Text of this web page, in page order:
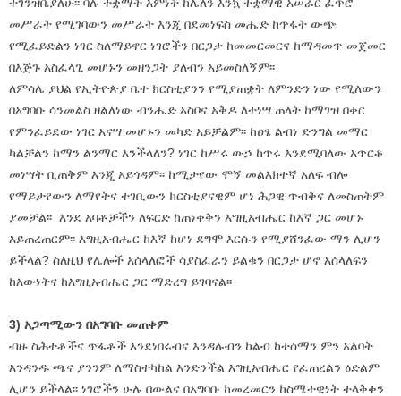
መሥራት የሚገባውን መሥራት እንጂ በደመነፍስ መሔድ ከጥፋት ውጭ
የሚፈይድልን ነገር ስለማይኖር ነገሮችን በርጋታ ከመመርመርና ከማዳመጥ መጀመር
በእጅጉ አስፈላጊ መሆኑን መዘንጋት ያለብን አይመስለኝም፡፡
ለምሳሌ ያህል የኢትዮጵያ ቤተ ክርስቲያንን የሚያጠቋት ለምንድን ነው የሚለውን
በአግባቡ ሳንመልስ ዘልለነው ብንሔድ አስቦና አቅዶ ለተነሣ ጠላት ከማገዝ በቀር
የምንፈይደው ነገር አናሣ መሆኑን መካድ አይቻልም፡፡ ከዐፄ ልብነ ድንግል መማር
ካልቻልን ከማን ልንማር እንችላለን? ነገር ከሥሩ ውኃ ከጥሩ እንደሚባለው አጥርቶ
መነሣት ቢጠቅም እንጂ አይጎዳም፡፡ ከሚታየው ሞኝ መልእክተኛ አለፍ ብሎ
የማይታየውን ለማየትና ተገቢውን ክርስቲያናዊም ሆነ ሕጋዊ ጥብቅና ለመስጠትም
ያመቻል፡፡ እንደ አባቶቻችን ለፍርድ ከጠነቀቅን እግዚአብሔር ከእኛ ጋር መሆኑ
አይጠረጠርም፡፡ እግዚአብሔር ከእኛ ከሆነ ደግሞ እርሱን የሚያሸንፈው ማን ሊሆን
ይችላል? ስለዚህ የሌሎች አሰላለፎች ሳያስፈራን ይልቁን በርጋታ ሆኖ አሰላለፍን
ከእውነትና ከእግዚአብሔር ጋር ማድረግ ይገባናል፡፡
3) አጋጣሚውን በአግባቡ መጠቀም
ብዙ ስሕተቶችና ጥፋቶች እንደነበሩብና እንዳሉብን ከልብ ከተሰማን ምን አልባት
አንዳንዱ ጫና ያንንም ለማስተካከል እንድንችል እግዚአብሔር የፈጠረልን ዕድልም
ሊሆን ይችላል፡፡ ነገሮችን ሁሉ በውልና በአግባቡ ከመረመርን ከስሜተዊነት ተላቅቀን